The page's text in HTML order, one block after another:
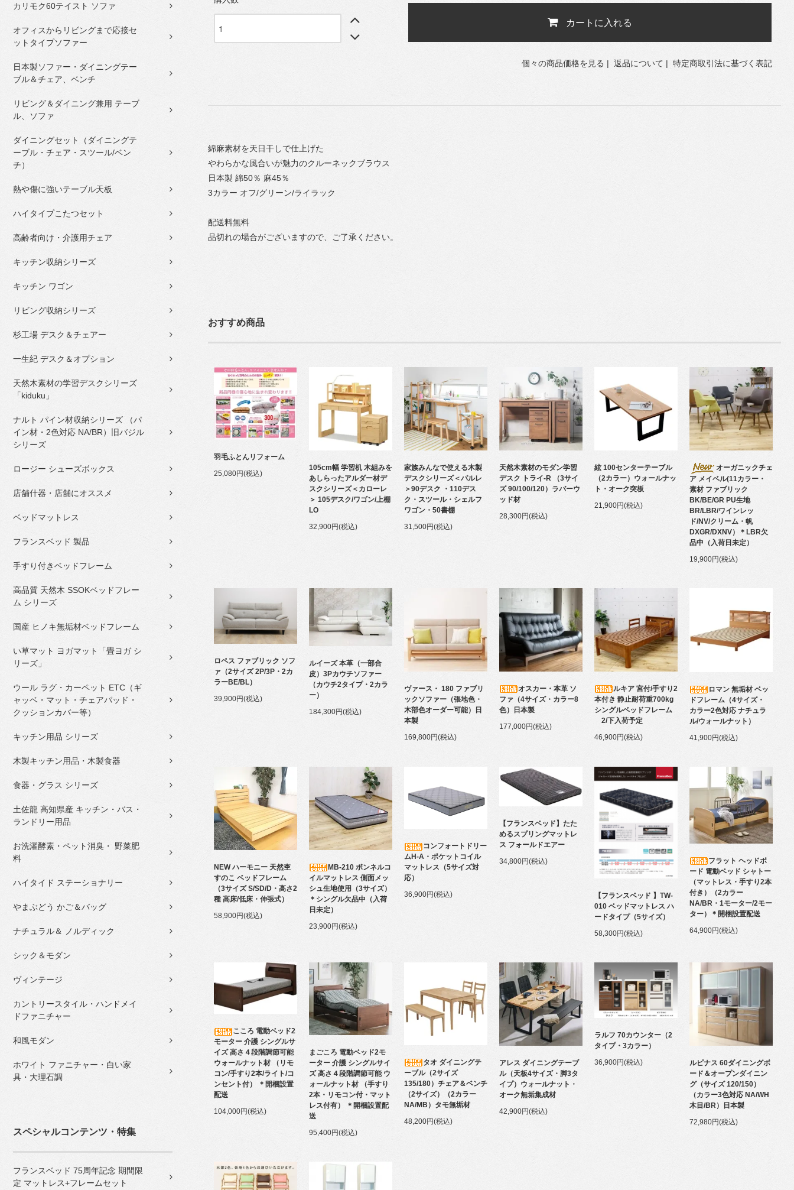
カリモク60テイスト ソファ
オフィスからリビングまで応接セ
ットタイプソファー
日本製ソファー・ダイニングテー
ブル＆チェア、ベンチ
リビング＆ダイニング兼用 テーブ
ル、ソファ
ダイニングセット（ダイニングテ
ーブル・チェア・スツール/ベン
チ）
熱や傷に強いテーブル天板
ハイタイプこたつセット
高齢者向け・介護用チェア
キッチン収納シリーズ
キッチン ワゴン
リビング収納シリーズ
杉工場 デスク＆チェアー
一生紀 デスク＆オプション
天然木素材の学習デスクシリーズ
「kiduku」
ナルト パイン材収納シリーズ （パ
イン材・2色対応 NA/BR）旧バジル
シリーズ
ロージー シューズボックス
店舗什器・店舗にオススメ
ベッドマットレス
フランスベッド 製品
手すり付きベッドフレーム
高品質 天然木 SSOKベッドフレー
ム シリーズ
国産 ヒノキ無垢材ベッドフレーム
い草マット ヨガマット「畳ヨガ シ
リーズ」
ウール ラグ・カーペット ETC（ギ
ャッベ・マット・チェアパッド・
クッションカバー等）
キッチン用品 シリーズ
木製キッチン用品・木製食器
食器・グラス シリーズ
土佐龍 高知県産 キッチン・バス・
ランドリー用品
お洗濯酵素・ペット消臭・ 野菜肥
料
ハイタイド ステーショナリー
やまぶどう かご＆バッグ
ナチュラル＆ ノルディック
シック＆モダン
ヴィンテージ
カントリースタイル・ハンドメイ
ドファニチャー
和風モダン
ホワイト ファニチャー・白い家
具・大理石調
スペシャルコンテンツ・特集
フランスベッド 75周年記念 期間限
定 マットレス+フレームセット
カートに入れる
個々の商品価格を見る | 返品について | 特定商取引法に基づく表記
綿麻素材を天日干しで仕上げた
やわらかな風合いが魅力のクルーネックブラウス
日本製 綿50％ 麻45％
3カラー オフ/グリーン/ライラック
配送料無料
品切れの場合がございますので、ご了承ください。
おすすめ商品
羽毛ふとんリフォーム
25,080円(税込)
105cm幅 学習机 木組みを
あしらったアルダー材デ
スクシリーズ＜カローレ
＞ 105デスク/ワゴン/上棚
LO
32,900円(税込)
家族みんなで使える木製
デスクシリーズ＜パルレ
＞90デスク ・110デス
ク・スツール・シェルフ
ワゴン・50書棚
31,500円(税込)
天然木素材のモダン学習
デスク トライ-R （3サイ
ズ 90/100/120）ラバーウ
ッド材
28,300円(税込)
絃 100センターテーブル
（2カラー）ウォールナッ
ト・オーク突板
21,900円(税込)
オーガニックチェ
ア メイベル(11カラー・
素材 ファブリック
BK/BE/GR PU生地
BR/LBR/ワインレッ
ド/NV/クリーム・帆
DXGR/DXNV）＊LBR欠
品中（入荷日未定）
19,900円(税込)
ロペス ファブリック ソフ
ァ（2サイズ 2P/3P・2カ
ラーBE/BL）
39,900円(税込)
ルイーズ 本革（一部合
皮）3Pカウチソファー
（カウチ2タイプ・2カラ
ー）
184,300円(税込)
ヴァース・ 180 ファブリ
ックソファー（張地色・
木部色オーダー可能）日
本製
169,800円(税込)
オスカー・本革 ソ
ファ（4サイズ・カラー8
色）日本製
177,000円(税込)
ルキア 宮付/手すり2
本付き 静止耐荷重700kg
シングルベッドフレーム
2/下入荷予定
46,900円(税込)
ロマン 無垢材 ベッ
ドフレーム（4サイズ・
カラー2色対応 ナチュラ
ル/ウォールナット）
41,900円(税込)
NEW ハーモニー 天然杢
すのこ ベッドフレーム
（3サイズ S/SD/D・高さ2
種 高床/低床・伸張式）
58,900円(税込)
MB-210 ボンネルコ
イルマットレス 側面メッ
シュ生地使用（3サイズ）
＊シングル欠品中（入荷
日未定）
23,900円(税込)
コンフォートドリー
ムH-A・ポケットコイル
マットレス（5サイズ対
応）
36,900円(税込)
【フランスベッド】たた
めるスプリングマットレ
ス フォールドエアー
34,800円(税込)
【フランスベッド 】TW-
010 ベッドマットレス ハ
ードタイプ（5サイズ）
58,300円(税込)
フラット ヘッドボ
ード 電動ベッド シャトー
（マットレス・手すり2本
付き）（2カラー
NA/BR・1モーター/2モー
ター）＊開梱設置配送
64,900円(税込)
こころ 電動ベッド2
モーター 介護 シングルサ
イズ 高さ４段階調節可能
ウォールナット材 （リモ
コン/手すり2本/ライト/コ
ンセント付） ＊開梱設置
配送
104,000円(税込)
まごころ 電動ベッド2モ
ーター 介護 シングルサイ
ズ 高さ４段階調節可能 ウ
ォールナット材 （手すり
2本・リモコン付・マット
レス付有） ＊開梱設置配
送
95,400円(税込)
タオ ダイニングテ
ーブル（2サイズ
135/180）チェア＆ベンチ
（2サイズ）（2カラー
NA/MB）タモ無垢材
48,200円(税込)
アレス ダイニングテーブ
ル（天板4サイズ・脚3タ
イプ）ウォールナット・
オーク無垢集成材
42,900円(税込)
ラルフ 70カウンター（2
タイプ・3カラー）
36,900円(税込)
ルピナス 60ダイニングボ
ード＆オープンダイニン
グ（サイズ 120/150）
（カラー3色対応 NA/WH
木目/BR）日本製
72,980円(税込)